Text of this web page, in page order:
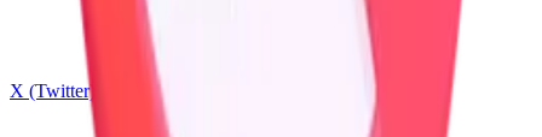
X (Twitter)